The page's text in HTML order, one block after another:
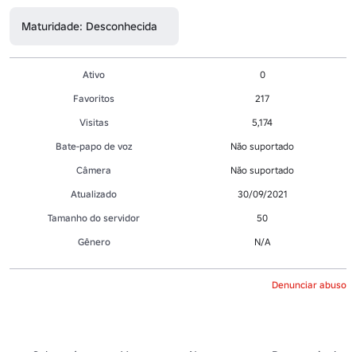
Maturidade: Desconhecida
Ativo
0
Favoritos
217
Visitas
5,174
Bate-papo de voz
Não suportado
Câmera
Não suportado
Atualizado
30/09/2021
Tamanho do servidor
50
Gênero
N/A
Denunciar abuso